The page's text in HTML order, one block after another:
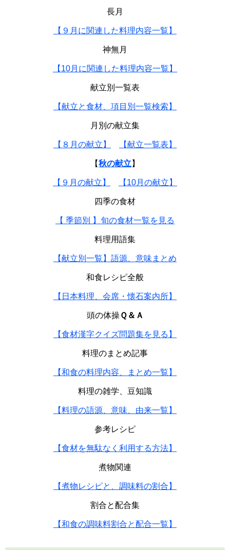
長月
【９月に関連した料理内容一覧】
神無月
【10月に関連した料理内容一覧】
献立別一覧表
【献立と食材、項目別一覧検索】
月別の献立集
【８月の献立】 【献立一覧表】
【秋の献立 】
【９月の献立】 【10月の献立】
四季の食材
【 季節別 】旬の食材一覧を見る
料理用語集
【献立別一覧】語源、意味まとめ
和食レシピ全般
【日本料理、会席・懐石案内所】
頭の体操Ｑ＆Ａ
【食材漢字クイズ問題集を見る】
料理のまとめ記事
【和食の料理内容、まとめ一覧】
料理の雑学、豆知識
【料理の語源、意味、由来一覧】
参考レシピ
【食材を無駄なく利用する方法】
煮物関連
【煮物レシピと、調味料の割合】
割合と配合集
【和食の調味料割合と配合一覧】